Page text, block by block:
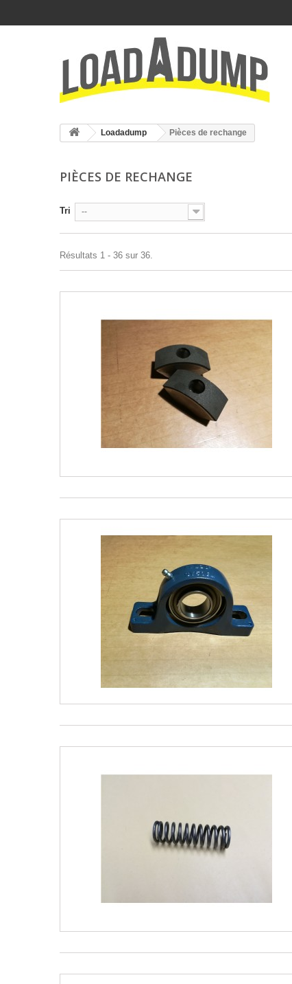
Loadadump Pièces de rechange
PIÈCES DE RECHANGE
Tri --
Résultats 1 - 36 sur 36.